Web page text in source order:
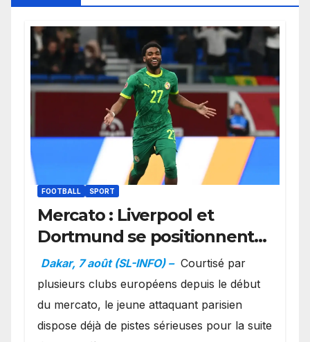
FOOTBALL SPORT
Mercato : Liverpool et
Dortmund se positionnent
en favoris pour recruter
Ibrahim Mbaye
Dakar, 7 août (SL-INFO) – Courtisé par
plusieurs clubs européens depuis le début
du mercato, le jeune attaquant parisien
dispose déjà de pistes sérieuses pour la suite